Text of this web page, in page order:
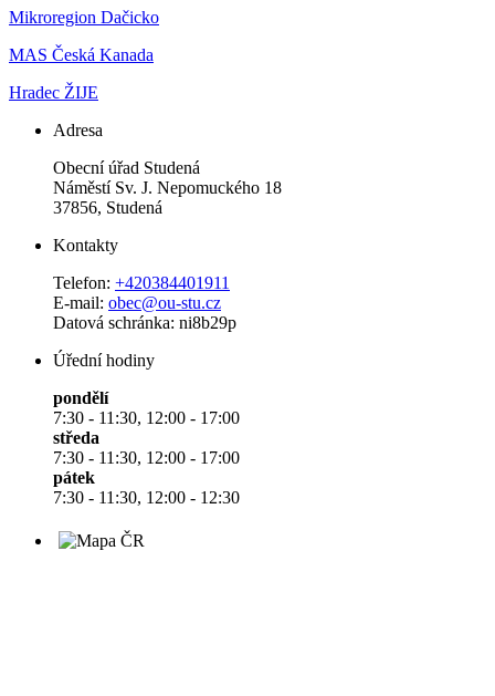
Mikroregion Dačicko
MAS Česká Kanada
Hradec ŽIJE
Adresa
Obecní úřad Studená
Náměstí Sv. J. Nepomuckého 18
37856, Studená
Kontakty
Telefon: +420384401911
E-mail: obec@ou-stu.cz
Datová schránka: ni8b29p
Úřední hodiny
pondělí
7:30 - 11:30, 12:00 - 17:00
středa
7:30 - 11:30, 12:00 - 17:00
pátek
7:30 - 11:30, 12:00 - 12:30